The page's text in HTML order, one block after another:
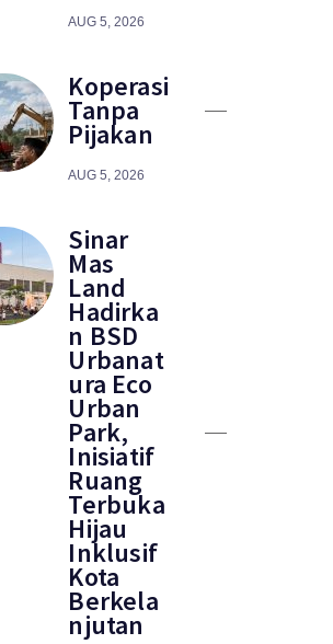
AUG 5, 2026
Koperasi
Tanpa
Pijakan
AUG 5, 2026
Sinar
Mas
Land
Hadirka
n BSD
Urbanat
ura Eco
Urban
Park,
Inisiatif
Ruang
Terbuka
Hijau
Inklusif
Kota
Berkela
njutan